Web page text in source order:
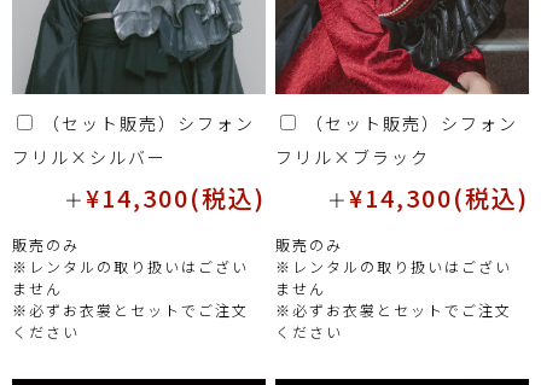
（セット販売）シフォン
フリル×シルバー
＋¥14,300(税込)
販売のみ
※レンタルの取り扱いはござい
ません
※必ずお衣裳とセットでご注文
ください
（セット販売）シフォン
フリル×ブラック
＋¥14,300(税込)
販売のみ
※レンタルの取り扱いはござい
ません
※必ずお衣裳とセットでご注文
ください